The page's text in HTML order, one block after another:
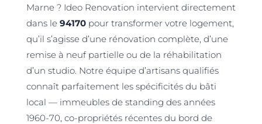
Marne ? Ideo Renovation intervient directement
dans le 94170pour transformer votre logement,
qu’il s’agisse d’une rénovation complète, d’une
remise à neuf partielle ou de la réhabilitation
d’un studio. Notre équipe d’artisans qualifiés
connaît parfaitement les spécificités du bâti
local — immeubles de standing des années
1960-70, co-propriétés récentes du bord de